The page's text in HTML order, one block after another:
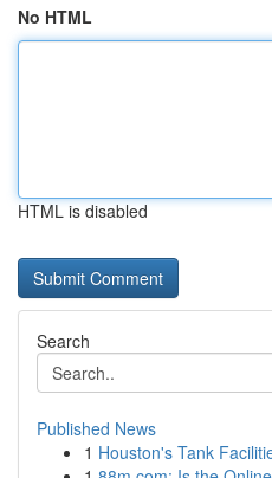
No HTML
HTML is disabled
Search
Published News
1 Houston's Tank